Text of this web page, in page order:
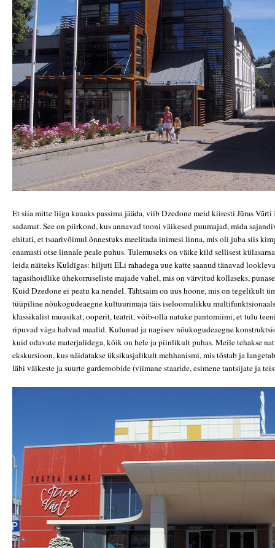
Et siia mitte liiga kauaks passima jääda, viib Dzedone meid kiiresti Jūras
sadamat. See on piirkond, kus annavad tooni väikesed puumajad, mida
ehitati, et tsaarivõimul õnnestuks meelitada inimesi linna, mis oli juba siis
enamasti otse linnale peale puhus. Tulemuseks on väike kild sellisest
leida näiteks Kuldīgas: hiljuti ELi rahadega uue katte saanud tänavad
tagasihoidlike ühekorruseliste majade vahel, mis on värvitud kollaseks,
Kuid Dzedone ei peatu ka nendel. Tähtsaim on uus hoone, mis on tegelikult
tüüpiline nõukogudeaegne kultuurimaja täis iseloomulikku
klassikalist muusikat, ooperit, teatrit, võib-olla natuke pantomiimi, et tulu
ripuvad väga halvad maalid. Kulunud ja nagisev nõukogudeaegne
kuid odavate materjalidega, kõik on hele ja piinlikult puhas. Meile tehakse
ekskursioon, kus näidatakse üksikasjalikult mehhanismi, mis tõstab ja
läbi väikeste ja suurte garderoobide (viimane staaride, esimene tantsijate ja